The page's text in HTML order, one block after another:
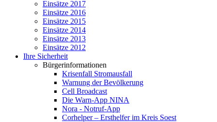
Einsätze 2017
Einsätze 2016
Einsätze 2015
Einsätze 2014
Einsätze 2013
Einsätze 2012
Ihre Sicherheit
Bürgerinformationen
Krisenfall Stromausfall
Warnung der Bevölkerung
Cell Broadcast
Die Warn-App NINA
Nora - Notruf-App
Corhelper – Ersthelfer im Kreis Soest